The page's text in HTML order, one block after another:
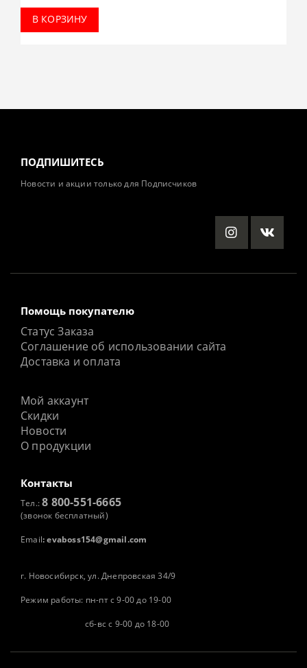
В КОРЗИНУ
ПОДПИШИТЕСЬ
Новости и акции только для Подписчиков
Помощь покупателю
Статус Заказа
Соглашение об использовании сайта
Доставка и оплата
Мой аккаунт
Скидки
Новости
О продукции
Контакты
Тел.:8 800-551-6665
(звонок бесплатный)
Email: evaboss154@gmail.com
г. Новосибирск, ул. Днепровская 34/9
Режим работы: пн-пт с 9-00 до 19-00
сб-вс с 9-00 до 18-00